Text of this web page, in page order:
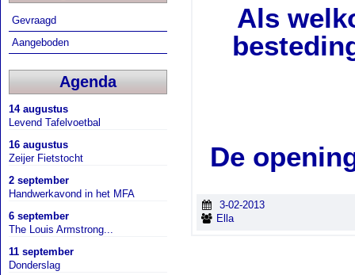
Gevraagd
Aangeboden
Agenda
14 augustus
Levend Tafelvoetbal
16 augustus
Zeijer Fietstocht
2 september
Handwerkavond in het MFA
6 september
The Louis Armstrong...
11 september
Donderslag
Als
De
3-02-2013
Ella